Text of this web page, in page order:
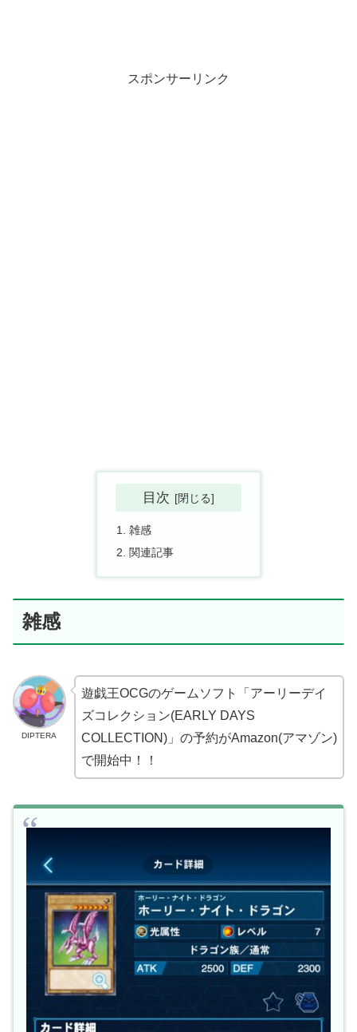
スポンサーリンク
目次
雑感
関連記事
雑感
DIPTERA
遊戯王OCGのゲームソフト「アーリーデイ
ズコレクション(EARLY DAYS
COLLECTION)」の予約がAmazon(アマゾン)
で開始中！！